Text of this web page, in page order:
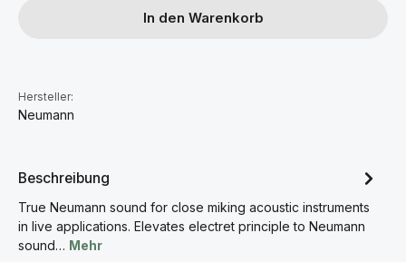
In den Warenkorb
Hersteller:
Neumann
Beschreibung
True Neumann sound for close miking acoustic instruments
in live applications. Elevates electret principle to Neumann
sound… Mehr